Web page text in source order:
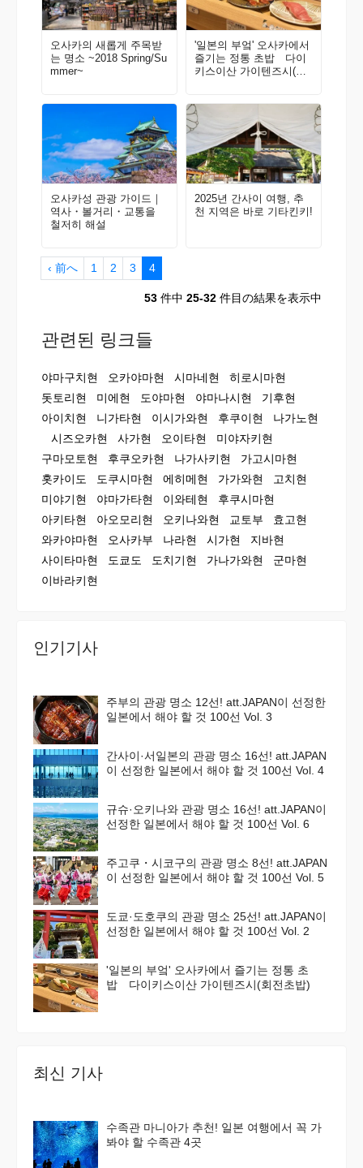
오사카의 새롭게 주목받
는 명소 ~2018 Spring/Su
mmer~
'일본의 부엌' 오사카에서
즐기는 정통 초밥 다이
키스이산 가이텐즈시(회
오사카성 관광 가이드｜
역사・볼거리・교통을
철저히 해설
2025년 간사이 여행, 추
천 지역은 바로 기타킨키!
‹ 前へ 1 2 3 4
53 件中 25-32 件目の結果を表示中
관련된 링크들
야마구치현 오카야마현 시마네현
히로시마현
돗토리현
미에현 도야마현 야마나시현
기후현
아이치현
니가타현 이시가와현 후쿠이현
나가노현
시즈오카현
사가현 오이타현
미야자키현
구마모토현
후쿠오카현 나가사키현
가고시마현
홋카이도
도쿠시마현 에히메현 가가와현
고치현
미야기현
야마가타현 이와테현
후쿠시마현
아키타현
아오모리현 오키나와현 교토부
효고현
와카야마현
오사카부 나라현 시가현
지바현
사이타마현
도쿄도 도치기현 가나가와현
군마현
이바라키현
인기기사
주부의 관광 명소 12선! att.JAPAN이 선정한
일본에서 해야 할 것 100선 Vol. 3
간사이·서일본의 관광 명소 16선! att.JAPAN
이 선정한 일본에서 해야 할 것 100선 Vol. 4
규슈·오키나와 관광 명소 16선! att.JAPAN이
선정한 일본에서 해야 할 것 100선 Vol. 6
주고쿠・시코구의 관광 명소 8선! att.JAPAN
이 선정한 일본에서 해야 할 것 100선 Vol. 5
도쿄·도호쿠의 관광 명소 25선! att.JAPAN이
선정한 일본에서 해야 할 것 100선 Vol. 2
'일본의 부엌' 오사카에서 즐기는 정통 초
밥 다이키스이산 가이텐즈시(회전초밥)
최신 기사
수족관 마니아가 추천! 일본 여행에서 꼭 가
봐야 할 수족관 4곳